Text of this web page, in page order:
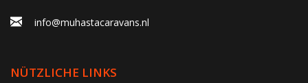
info@muhastacaravans.nl
NÜTZLICHE LINKS